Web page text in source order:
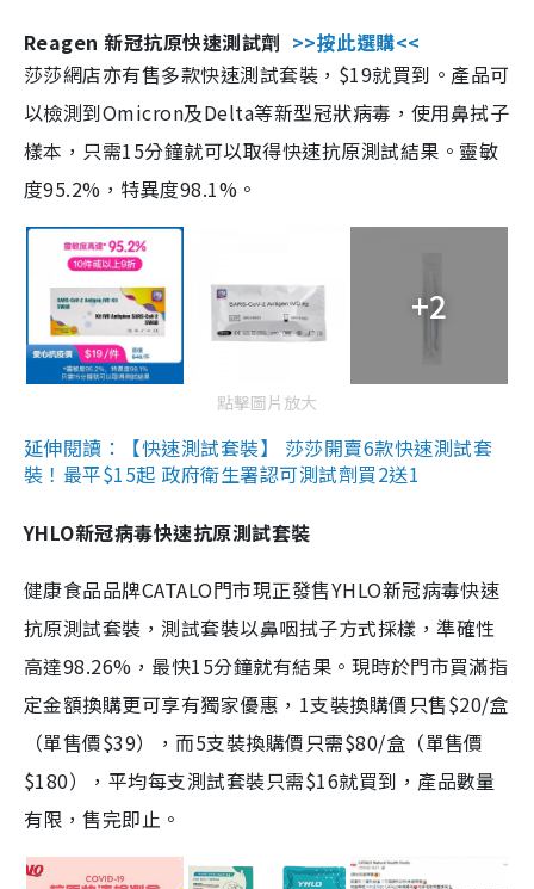
Reagen 新冠抗原快速測試劑 >>按此選購<<
莎莎網店亦有售多款快速測試套裝，$19就買到。產品可
以檢測到Omicron及Delta等新型冠狀病毒，使用鼻拭子
樣本，只需15分鐘就可以取得快速抗原測試結果。靈敏
度95.2%，特異度98.1%。
+2
點擊圖片放大
延伸閱讀：【快速測試套裝】 莎莎開賣6款快速測試套
裝！最平$15起 政府衛生署認可測試劑買2送1
YHLO新冠病毒快速抗原測試套裝
健康食品品牌CATALO門市現正發售YHLO新冠病毒快速
抗原測試套裝，測試套裝以鼻咽拭子方式採樣，準確性
高達98.26%，最快15分鐘就有結果。現時於門市買滿指
定金額換購更可享有獨家優惠，1支裝換購價只售$20/盒
（單售價$39），而5支裝換購價只需$80/盒（單售價
$180），平均每支測試套裝只需$16就買到，產品數量
有限，售完即止。